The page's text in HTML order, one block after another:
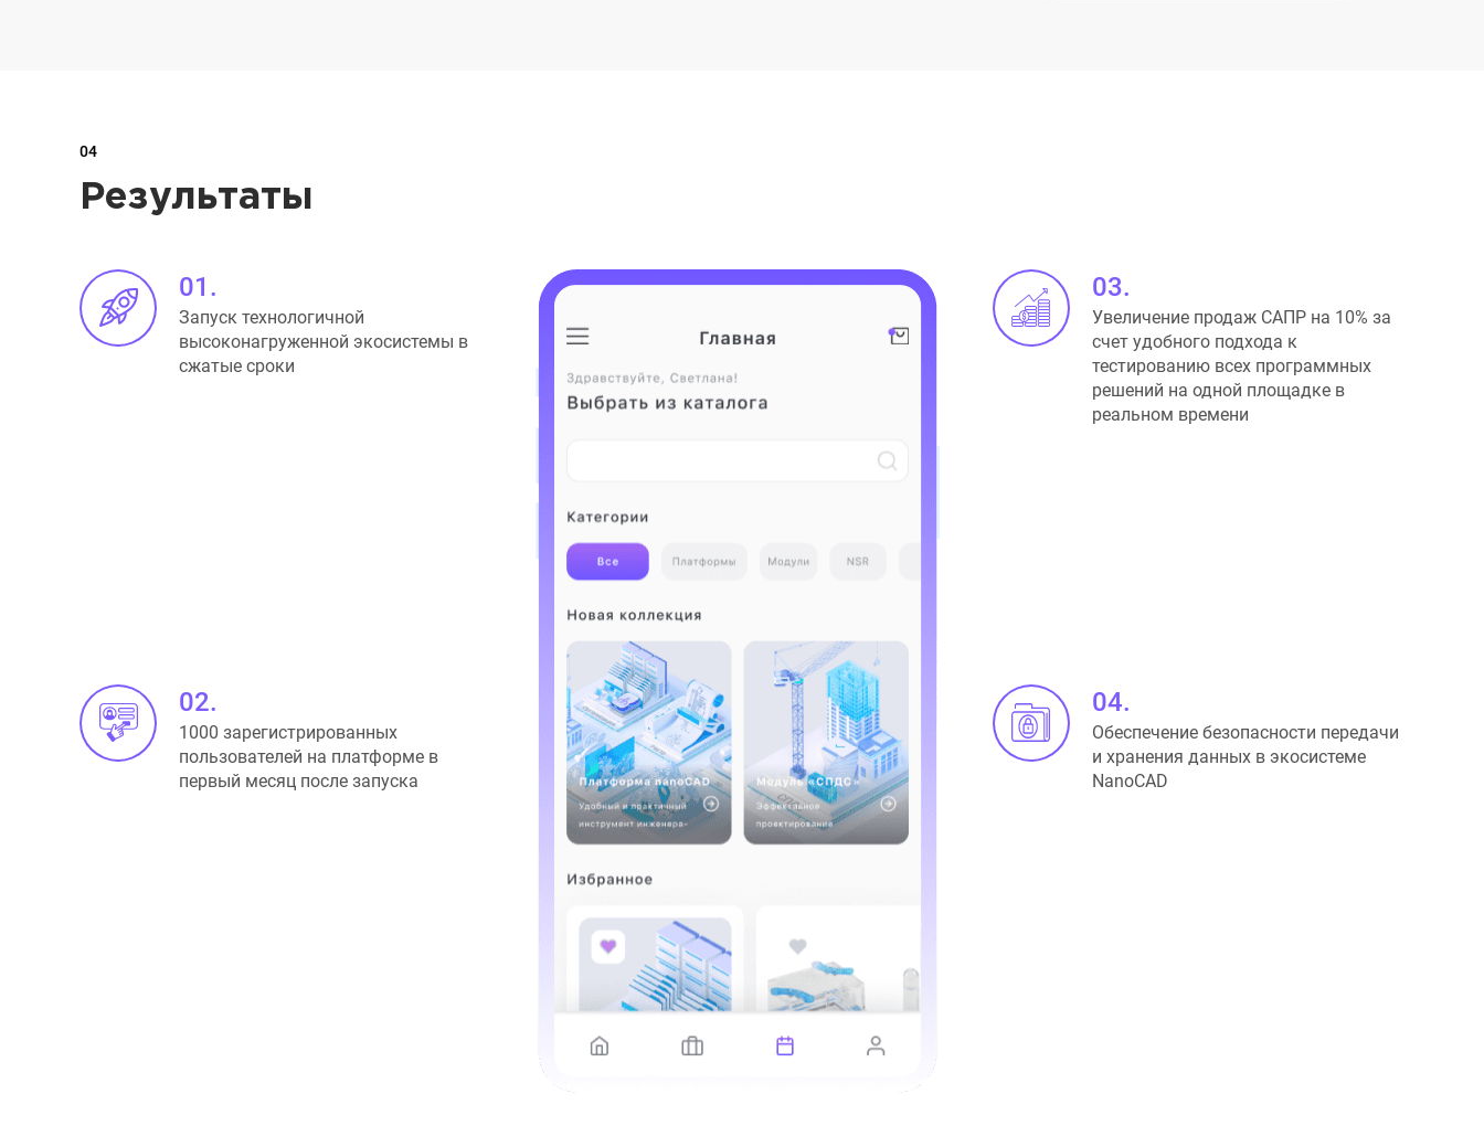
04
Результаты
01.
Запуск технологичной
высоконагруженной экосистемы в
сжатые сроки
02.
1000 зарегистрированных
пользователей на платформе в
первый месяц после запуска
03.
Увеличение продаж САПР на 10% за
счет удобного подхода к
тестированию всех программных
решений на одной площадке в
реальном времени
04.
Обеспечение безопасности передачи
и хранения данных в экосистеме
NanoCAD